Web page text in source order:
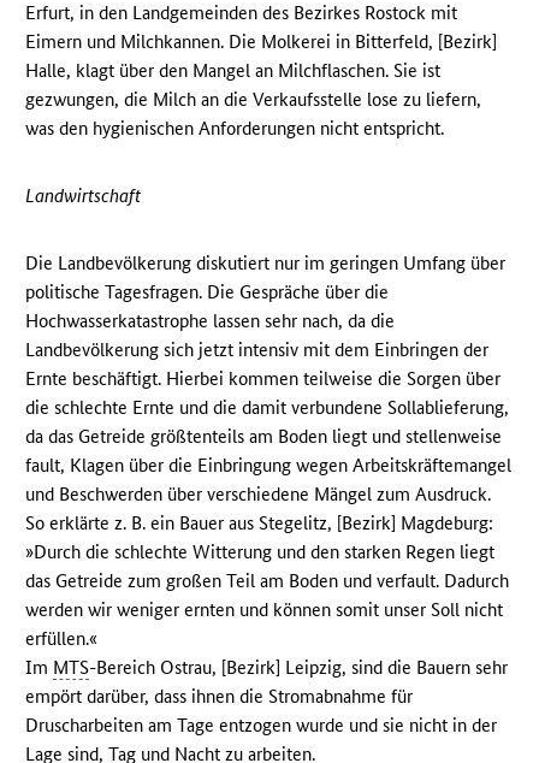
Erfurt, in den Landgemeinden des Bezirkes Rostock mit
Eimern und Milchkannen. Die Molkerei in Bitterfeld, [Bezirk]
Halle, klagt über den Mangel an Milchflaschen. Sie ist
gezwungen, die Milch an die Verkaufsstelle lose zu liefern,
was den hygienischen Anforderungen nicht entspricht.
Landwirtschaft
Die Landbevölkerung diskutiert nur im geringen Umfang über
politische Tagesfragen. Die Gespräche über die
Hochwasserkatastrophe lassen sehr nach, da die
Landbevölkerung sich jetzt intensiv mit dem Einbringen der
Ernte beschäftigt. Hierbei kommen teilweise die Sorgen über
die schlechte Ernte und die damit verbundene Sollablieferung,
da das Getreide größtenteils am Boden liegt und stellenweise
fault, Klagen über die Einbringung wegen Arbeitskräftemangel
und Beschwerden über verschiedene Mängel zum Ausdruck.
So erklärte z. B. ein Bauer aus Stegelitz, [Bezirk] Magdeburg:
»Durch die schlechte Witterung und den starken Regen liegt
das Getreide zum großen Teil am Boden und verfault. Dadurch
werden wir weniger ernten und können somit unser Soll nicht
erfüllen.«
Im MTS-Bereich Ostrau, [Bezirk] Leipzig, sind die Bauern sehr
empört darüber, dass ihnen die Stromabnahme für
Druscharbeiten am Tage entzogen wurde und sie nicht in der
Lage sind, Tag und Nacht zu arbeiten.